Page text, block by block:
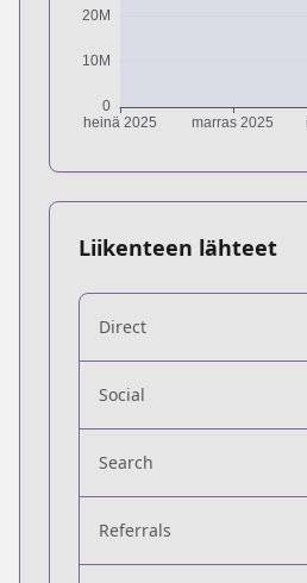
Liikenteen lähteet
Direct
Social
Search
Referrals